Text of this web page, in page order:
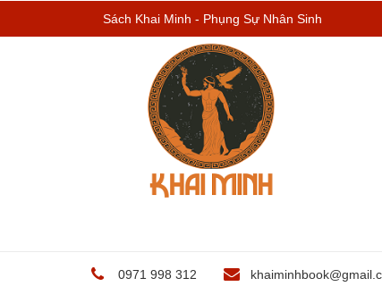
Sách Khai Minh - Phụng Sự Nhân Sinh
0971 998 312